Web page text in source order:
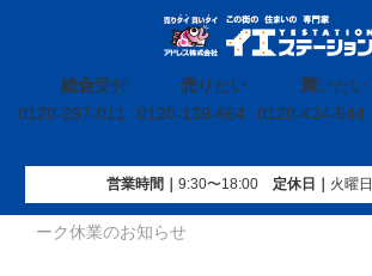
総合受付
0120-297-011
売りたい
0120-139-664
買いたい
0120-424-544
営業時間｜ 9:30〜18:00定休⽇｜ 火曜
イエステーション»投稿トップ»お知らせ
ーク休業のお知らせ